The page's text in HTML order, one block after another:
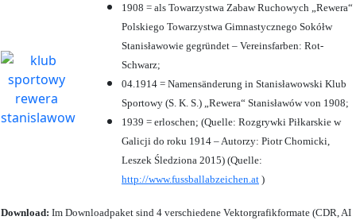
1908 = als Towarzystwa Zabaw Ruchowych „Rewera“
Polskiego Towarzystwa Gimnastycznego Sokółw
Stanisławowie gegründet – Vereinsfarben: Rot-
Schwarz;
04.1914 = Namensänderung in Stanisławowski Klub
Sportowy (S. K. S.) „Rewera“ Stanisławów von 1908;
1939 = erloschen; (Quelle: Rozgrywki Piłkarskie w
Galicji do roku 1914 – Autorzy: Piotr Chomicki,
Leszek Śledziona 2015) (Quelle:
http://www.fussballabzeichen.at )
Download: Im Downloadpaket sind 4 verschiedene Vektorgrafikformate (CDR, AI